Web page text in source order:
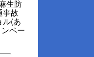
生防
事故
ル(あ
ペー